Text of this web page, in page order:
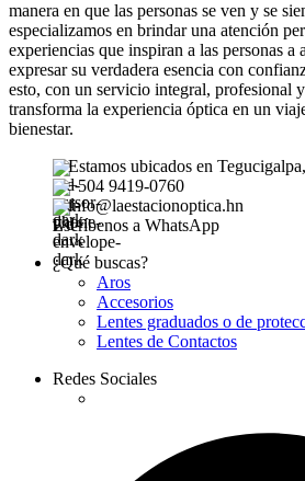
manera en que las personas se ven y se
especializamos en brindar una atención
experiencias que inspiran a las personas a
expresar su verdadera esencia con
esto, con un servicio integral, profesional
transforma la experiencia óptica en un
bienestar.
Estamos ubicados en
+504 9419-0760
info@laestacionoptica.hn
Escríbenos a WhatsApp
¿Qué buscas?
Aros
Accesorios
Lentes graduados o de
Lentes de Contactos
Redes Sociales